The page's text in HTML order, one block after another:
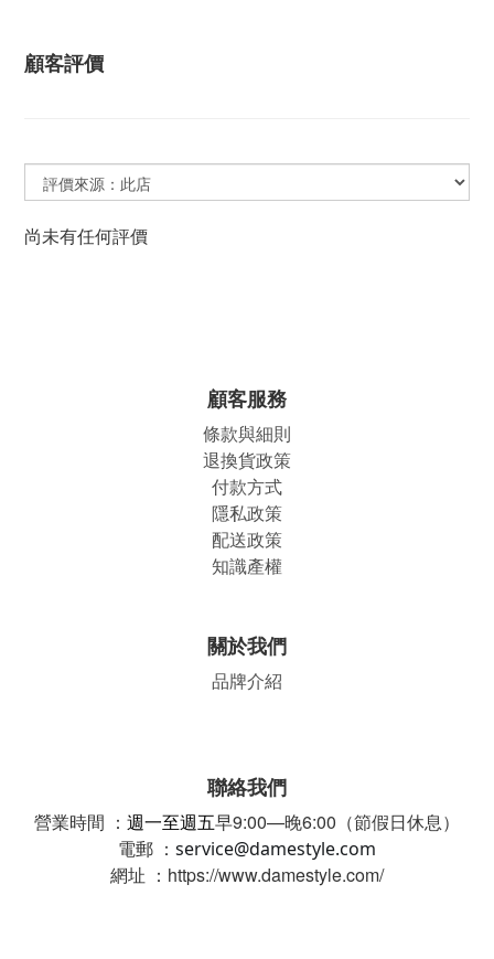
顧客評價
尚未有任何評價
顧客服務
條款與細則
退換貨政策
付款方式
隱私政策
配送政策
知識產權
關於我們
品牌介紹
聯絡我們
營業時間 ： 週一至週五早9:00—晚6:00（節假日休息）
電郵 ： service@damestyle.com
網址 ：https://www.damestyle.com/